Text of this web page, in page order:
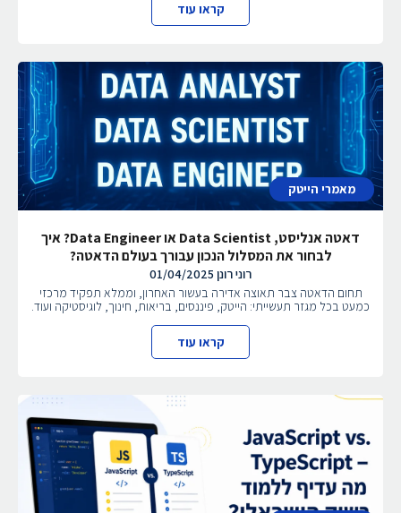
קראו עוד
מאמרי הייטק
דאטה אנליסט, Data Scientist או Data Engineer? איך
לבחור את המסלול הנכון עבורך בעולם הדאטה?
רוני רונן 01/04/2025
תחום הדאטה צבר תאוצה אדירה בעשור האחרון, וממלא תפקיד מרכזי
כמעט בכל מגזר תעשייתי: הייטק, פיננסים, בריאות, חינוך, לוגיסטיקה ועוד.
קראו עוד